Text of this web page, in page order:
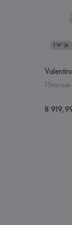
FW'26
8